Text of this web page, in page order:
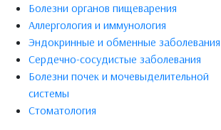
Болезни органов пищеварения
Аллергология и иммунология
Эндокринные и обменные заболевания
Сердечно-сосудистые заболевания
Болезни почек и мочевыделительной
системы
Стоматология